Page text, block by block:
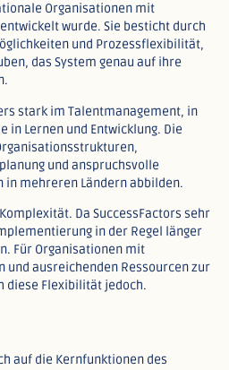
Organisationen mit
wurde. Sie besticht durch
und Prozessflexibilität,
das System genau auf ihre
stark im Talentmanagement, in
in Lernen und Entwicklung. Die
und anspruchsvolle
in mehreren Ländern abbilden.​
Da SuccessFactors sehr
in der Regel länger
Für Organisationen mit
und ausreichenden Ressourcen zur
diese Flexibilität jedoch.​
auf die Kernfunktionen des